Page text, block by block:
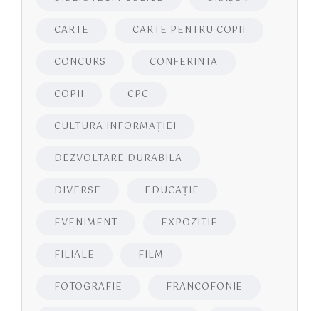
CARTE CARTE PENTRU COPII
CONCURS CONFERINTA
COPII CPC
CULTURA INFORMAŢIEI
DEZVOLTARE DURABILA
DIVERSE EDUCAŢIE
EVENIMENT EXPOZITIE
FILIALE FILM
FOTOGRAFIE FRANCOFONIE